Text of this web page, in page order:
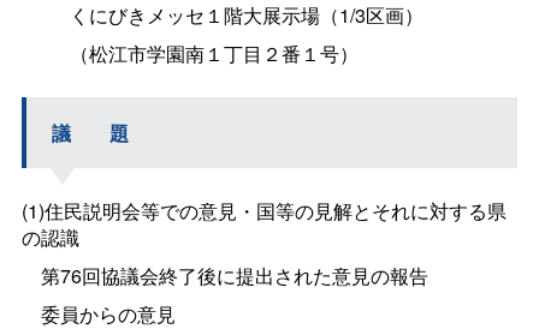
くにびきメッセ１階大展示場（1/3区画）
（松江市学園南１丁目２番１号）
議 題
(1)住民説明会等での意見・国等の見解とそれに対する県
の認識
第76回協議会終了後に提出された意見の報告
委員からの意見